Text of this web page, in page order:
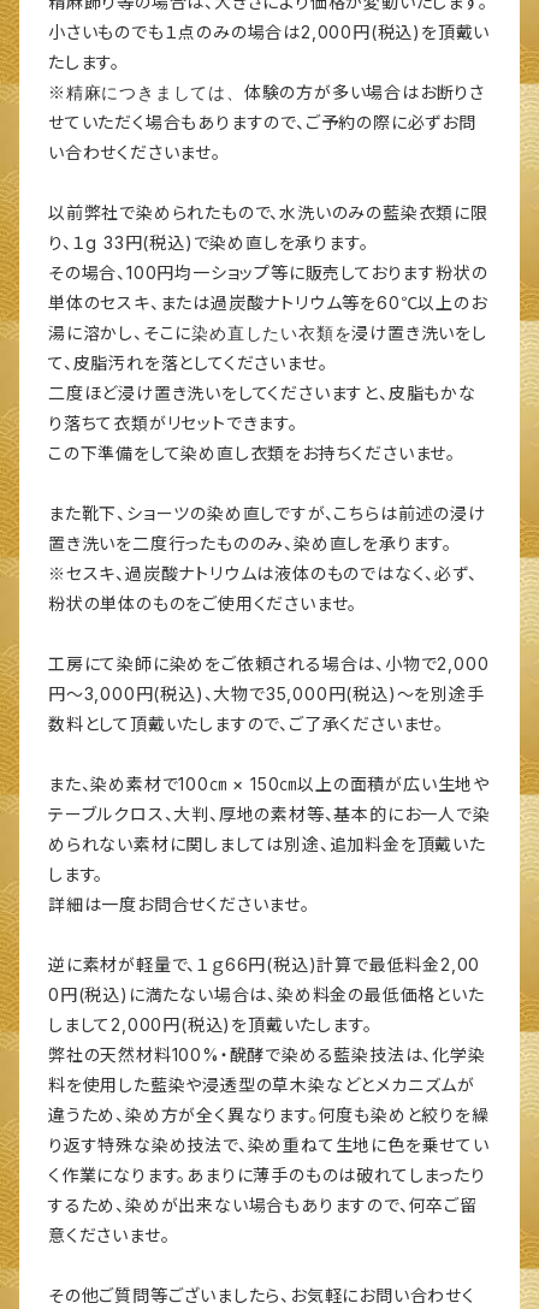
小さいものでも１点のみの場合は2,000円(税込)を頂戴い
たします。
※精麻につきましては、 体験の方が多い場合はお断りさ
せていただく場合もありますので、ご予約の際に必ずお問
い合わせくださいませ。
以前弊社で染められたもので、水洗いのみの藍染衣類に限
り、１g 33円(税込)で染め直しを承ります。
その場合、100円均一ショップ等に販売しております粉状の
単体のセスキ、または過炭酸ナトリウム等を60℃以上のお
湯に溶かし、そこに染め直したい衣類を浸け置き洗いをし
て、皮脂汚れを落としてくださいませ。
二度ほど浸け置き洗いをしてくださいますと、皮脂もかな
り落ちて衣類がリセットできます。
この下準備をして染め直し衣類をお持ちくださいませ。
また靴下、ショーツの染め直しですが、こちらは前述の浸け
置き洗いを二度行ったもののみ、染め直しを承ります。
※セスキ、過炭酸ナトリウムは液体のものではなく、必ず、
粉状の単体のものをご使用くださいませ。
工房にて染師に染めをご依頼される場合は、小物で2,000
円～3,000円(税込)、大物で35,000円(税込)～を別途手
数料として頂戴いたしますので、ご了承くださいませ。
また、染め素材で100㎝ × 150㎝以上の面積が広い生地や
テーブルクロス、大判、厚地の素材等、基本的にお一人で染
められない素材に関しましては別途、追加料金を頂戴いた
します。
詳細は一度お問合せくださいませ。
逆に素材が軽量で、１ｇ66円(税込)計算で最低料金2,00
0円(税込)に満たない場合は、染め料金の最低価格といた
しまして2,000円(税込)を頂戴いたします。
弊社の天然材料100%・醗酵で染める藍染技法は、化学染
料を使用した藍染や浸透型の草木染などとメカニズムが
違うため、染め方が全く異なります。何度も染めと絞りを繰
り返す特殊な染め技法で、染め重ねて生地に色を乗せてい
く作業になります。あまりに薄手のものは破れてしまったり
するため、染めが出来ない場合もありますので、何卒ご留
意くださいませ。
その他ご質問等ございましたら、お気軽にお問い合わせく